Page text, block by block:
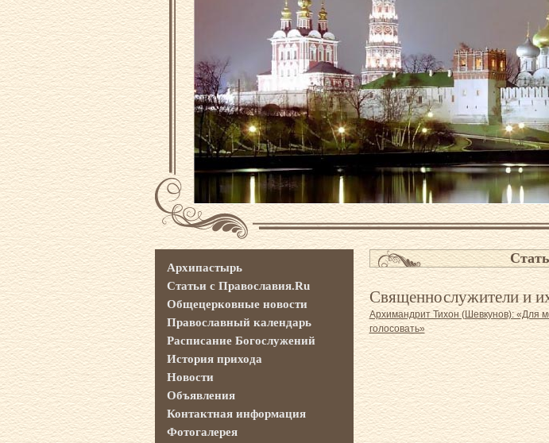
Священнослужители и
Архимандрит Тихон (Шевкунов): «Для
голосовать»
Архипастырь
Статьи с Православия.Ru
Общецерковные новости
Православный календарь
Расписание Богослужений
История прихода
Новости
Объявления
Контактная информация
Фотогалерея